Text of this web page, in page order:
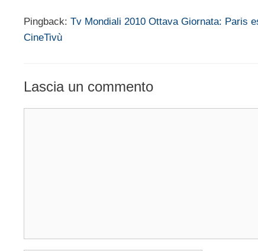
Pingback: Tv Mondiali 2010 Ottava Giornata: Paris
CineTivù
Lascia un commento